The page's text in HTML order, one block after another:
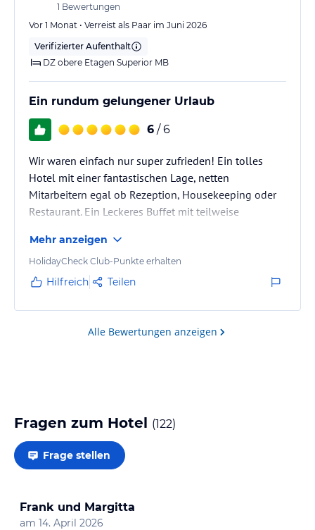
1 Bewertungen
Vor 1 Monat • Verreist als Paar im Juni 2026
Verifizierter Aufenthalt
DZ obere Etagen Superior MB
Ein rundum gelungener Urlaub
6 / 6
Wir waren einfach nur super zufrieden! Ein tolles
Hotel mit einer fantastischen Lage, netten
Mitarbeitern egal ob Rezeption, Housekeeping oder
Restaurant. Ein Leckeres Buffet mit teilweise
empfehlenswert!
Mehr anzeigen
HolidayCheck Club-Punkte erhalten
Hilfreich Teilen
Alle Bewertungen anzeigen
Fragen zum Hotel (122)
Frage stellen
Frank und Margitta
am 14. April 2026